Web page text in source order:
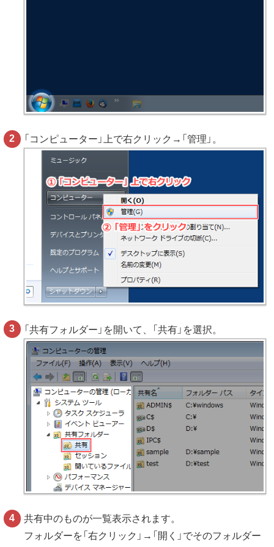
「コンピューター」上で右クリック→「管理」。
「共有フォルダー」を開いて、「共有」を選択。
共有中のものが一覧表示されます。
フォルダーを「右クリック」→「開く」でそのフォルダー